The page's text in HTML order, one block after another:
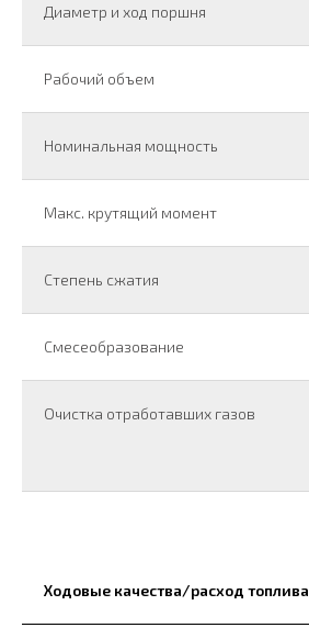
Диаметр и ход поршня
Рабочий объем
Номинальная мощность
Макс. крутящий момент
Степень сжатия
Смесеобразование
Очистка отработавших газов
Ходовые качества/расход топлива